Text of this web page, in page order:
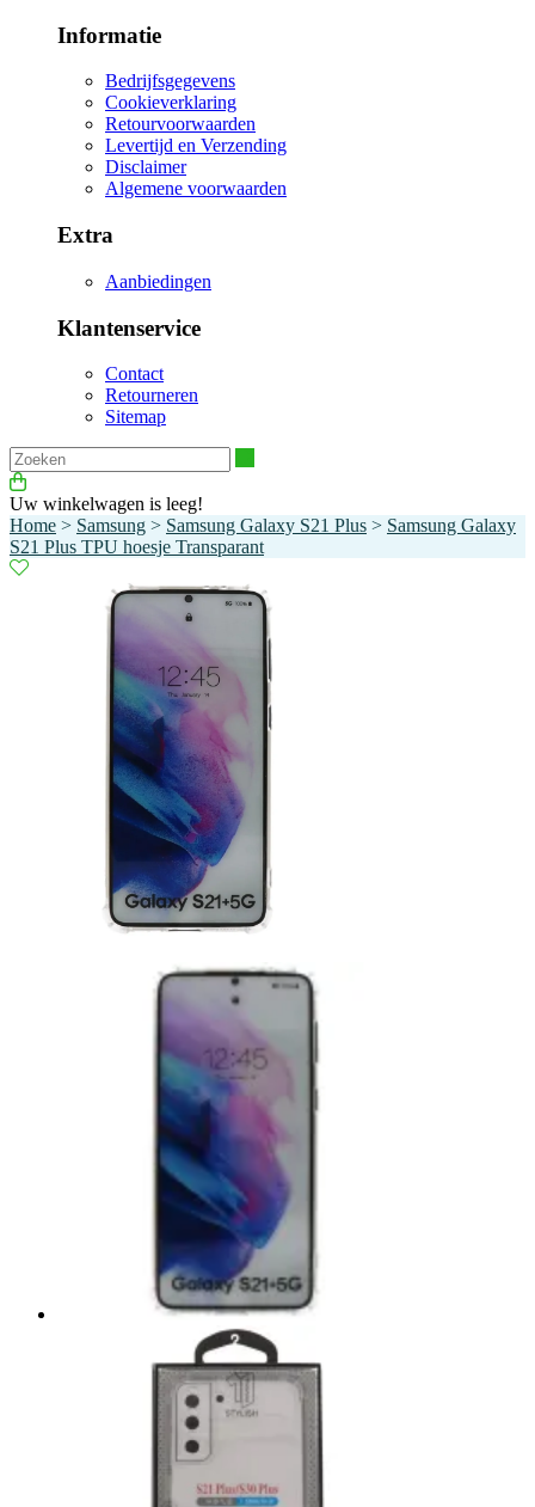
Informatie
Bedrijfsgegevens
Cookieverklaring
Retourvoorwaarden
Levertijd en Verzending
Disclaimer
Algemene voorwaarden
Extra
Aanbiedingen
Klantenservice
Contact
Retourneren
Sitemap
Uw winkelwagen is leeg!
Home > Samsung > Samsung Galaxy S21 Plus > Samsung Galaxy
S21 Plus TPU hoesje Transparant